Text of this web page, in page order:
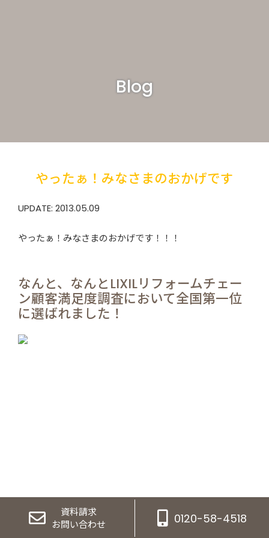
Blog
やったぁ！みなさまのおかげです
UPDATE: 2013.05.09
やったぁ！みなさまのおかげです！！！
なんと、なんとLIXILリフォームチェー
ン顧客満足度調査において全国第一位
に選ばれました！
資料請求
お問い合わせ
0120-58-4518